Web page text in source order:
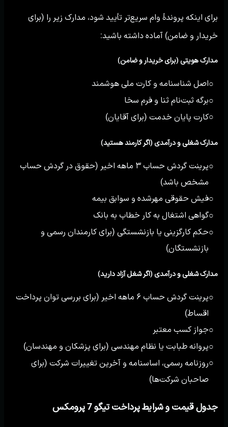
برای اینکه پروندهٔ وام سریع‌تر تأیید شود، مدارک زیر را (برای
خریدار و ضامن) آماده داشته باشید:
مدارک هویتی (برای خریدار و ضامن)
○اصل شناسنامه و کارت ملی هوشمند
○برگه ثبت‌نام ثنا و فرم سخا
○کارت پایان خدمت (برای آقایان)
مدارک شغلی و درآمدی (اگر کارمند هستید)
○
پرینت گردش حساب ۳ ماهه اخیر (حقوق در گردش حساب
مشخص باشد)
○فیش حقوقی مهرشده و سوابق بیمه
○گواهی اشتغال به کار خطاب به بانک
○حکم کارگزینی یا بازنشستگی (برای کارمندان رسمی و
بازنشستگان)
مدارک شغلی و درآمدی (اگر شغل آزاد دارید)
○
پرینت گردش حساب ۶ ماهه اخیر (برای بررسی توان پرداخت
اقساط)
○جواز کسب معتبر
○پروانه طبابت یا نظام مهندسی (برای پزشکان و مهندسان)
○روزنامه رسمی، اساسنامه و آخرین تغییرات شرکت (برای
صاحبان شرکت‌ها)
جدول قیمت و شرایط پرداخت تیگو 7 پرومکس